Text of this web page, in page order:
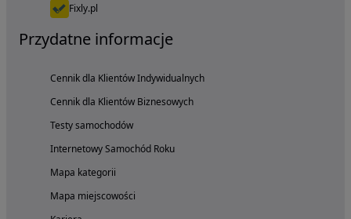
Fixly.pl
Przydatne informacje
Cennik dla Klientów Indywidualnych
Cennik dla Klientów Biznesowych
Testy samochodów
Internetowy Samochód Roku
Mapa kategorii
Mapa miejscowości